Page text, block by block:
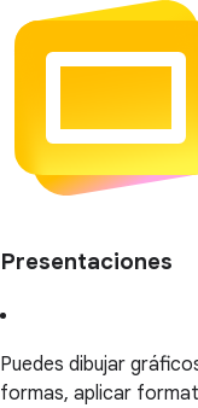
Presentaciones
Puedes dibujar
formas, aplicar